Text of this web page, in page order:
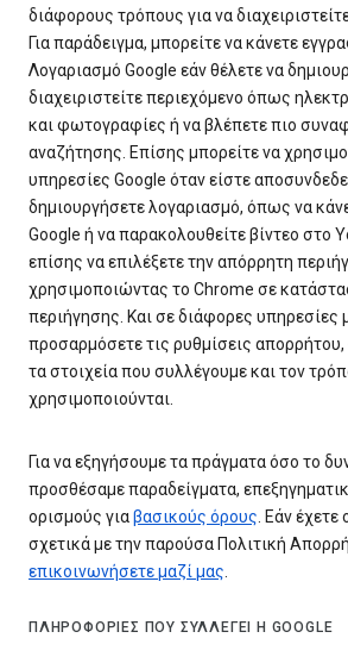
διάφορους τρόπους για να
Για παράδειγμα, μπορείτε να κάνετε
Λογαριασμό Google εάν θέλετε να
διαχειριστείτε περιεχόμενο όπως
και φωτογραφίες ή να βλέπετε πιο
αναζήτησης. Επίσης μπορείτε να
υπηρεσίες Google όταν είστε
δημιουργήσετε λογαριασμό, όπως να
Google ή να παρακολουθείτε βίντεο στο
επίσης να επιλέξετε την απόρρητη
χρησιμοποιώντας το Chrome σε
περιήγησης. Και σε διάφορες υπηρεσίες
προσαρμόσετε τις ρυθμίσεις
τα στοιχεία που συλλέγουμε και τον
χρησιμοποιούνται.
Για να εξηγήσουμε τα πράγματα όσο το
προσθέσαμε παραδείγματα,
ορισμούς γιαβασικούς όρους. Εάν έχετε
σχετικά με την παρούσα Πολιτική
επικοινωνήσετε μαζί μας.
ΠΛΗΡΟΦΟΡΊΕΣ ΠΟΥ ΣΥΛΛΈΓΕΙ Η GOOGLE